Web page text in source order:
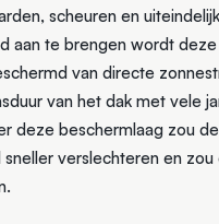
scheuren en
aan te brengen wordt
van directe
van het dak met vele
deze beschermlaag zou de
verslechteren en